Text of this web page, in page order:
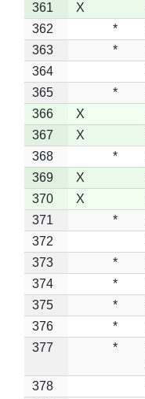
361 X
362
*
363
*
364
365
*
366
X
367
X
368
*
369
X
370
X
371
*
372
373
*
374
*
375
*
376
*
377
*
378